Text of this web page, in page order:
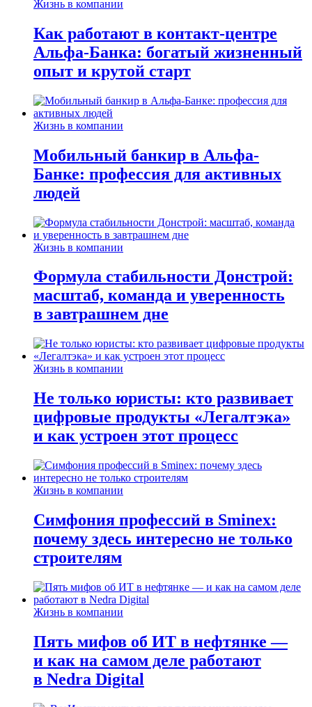
Жизнь в компании
Как работают в контакт-центре
Альфа-Банка: богатый жизненный
опыт и крутой старт
Жизнь в компании
Мобильный банкир в Альфа-
Банке: профессия для активных
людей
Жизнь в компании
Формула стабильности Донстрой:
масштаб, команда и уверенность
в завтрашнем дне
Жизнь в компании
Не только юристы: кто развивает
цифровые продукты «Легалтэка»
и как устроен этот процесс
Жизнь в компании
Симфония профессий в Sminex:
почему здесь интересно не только
строителям
Жизнь в компании
Пять мифов об ИТ в нефтянке —
и как на самом деле работают
в Nedra Digital